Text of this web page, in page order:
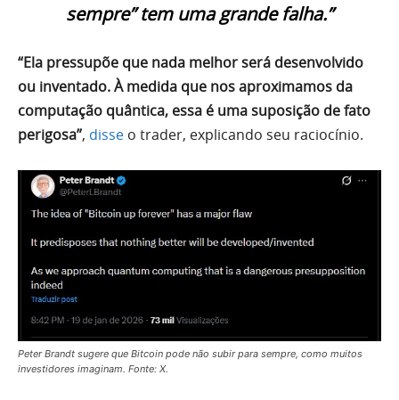
sempre” tem uma grande falha.”
“Ela pressupõe que nada melhor será desenvolvido
ou inventado. À medida que nos aproximamos da
computação quântica, essa é uma suposição de fato
perigosa”, disse o trader, explicando seu raciocínio.
Peter Brandt sugere que Bitcoin pode não subir para sempre, como muitos
investidores imaginam. Fonte: X.